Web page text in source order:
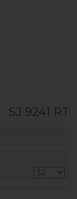
SJ 9241 RT